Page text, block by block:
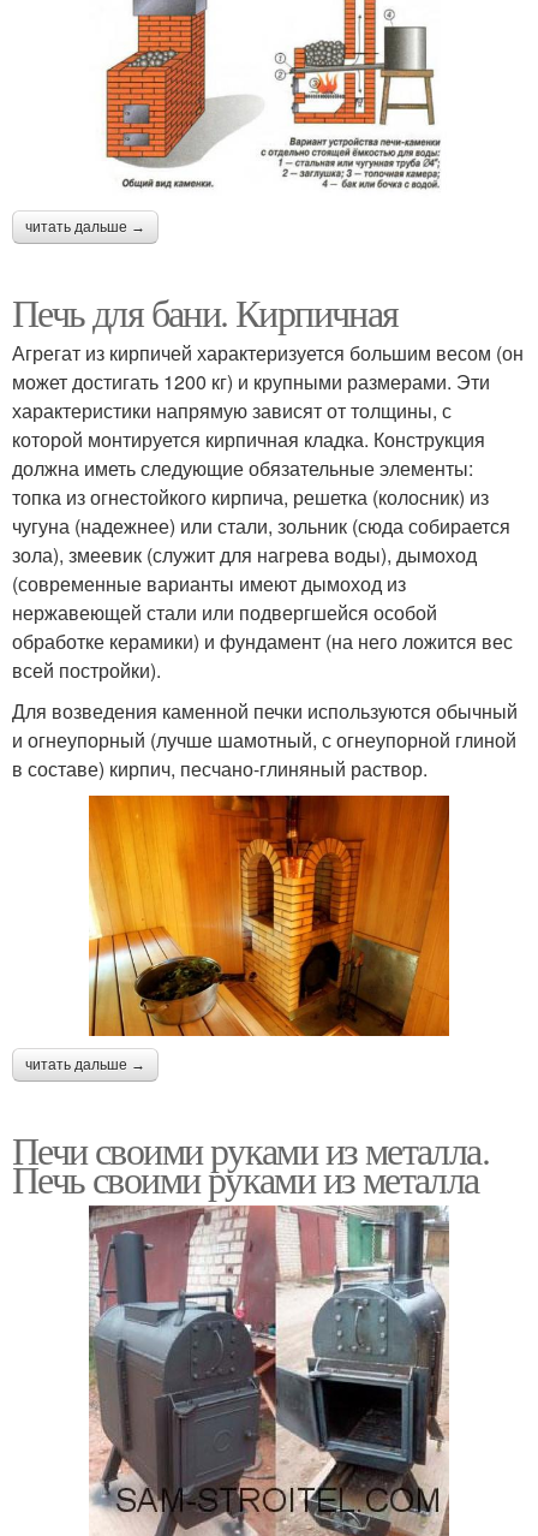
читать дальше →
Печь для бани. Кирпичная
Агрегат из кирпичей характеризуется большим весом (он
может достигать 1200 кг) и крупными размерами. Эти
характеристики напрямую зависят от толщины, с
которой монтируется кирпичная кладка. Конструкция
должна иметь следующие обязательные элементы:
топка из огнестойкого кирпича, решетка (колосник) из
чугуна (надежнее) или стали, зольник (сюда собирается
зола), змеевик (служит для нагрева воды), дымоход
(современные варианты имеют дымоход из
нержавеющей стали или подвергшейся особой
обработке керамики) и фундамент (на него ложится вес
всей постройки).
Для возведения каменной печки используются обычный
и огнеупорный (лучше шамотный, с огнеупорной глиной
в составе) кирпич, песчано-глиняный раствор.
читать дальше →
Печи своими руками из металла.
Печь своими руками из металла